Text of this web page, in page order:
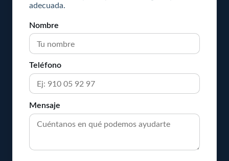
adecuada.
Nombre
Teléfono
Mensaje